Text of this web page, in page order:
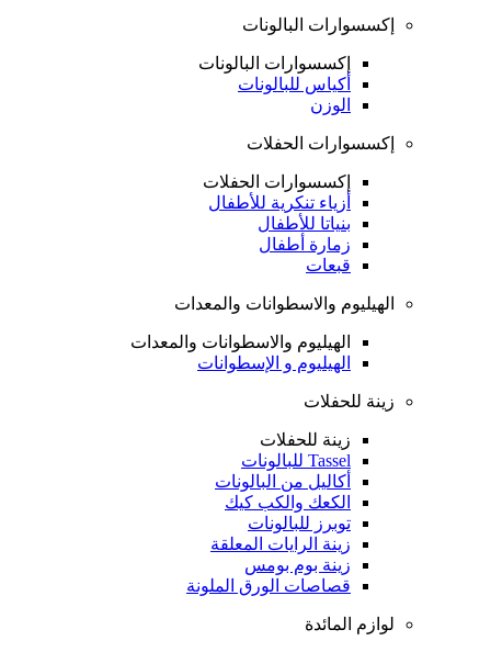
إكسسوارات البالونات
إكسسوارات البالونات
أكياس للبالونات
الوزن
إكسسوارات الحفلات
إكسسوارات الحفلات
أزياء تنكرية للأطفال
بنياتا للأطفال
زمارة أطفال
قبعات
الهيليوم والاسطوانات والمعدات
الهيليوم والاسطوانات والمعدات
الهيليوم و الإسطوانات
زينة للحفلات
زينة للحفلات
Tassel للبالونات
أكاليل من البالونات
الكعك والكب كيك
توبرز للبالونات
زينة الرايات المعلقة
زينة بوم بومس
قصاصات الورق الملونة
لوازم المائدة